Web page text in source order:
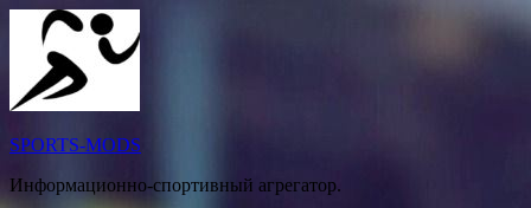
Перейти
содержимому
SPORTS-MODS
Информационно-спортивный агрегатор.